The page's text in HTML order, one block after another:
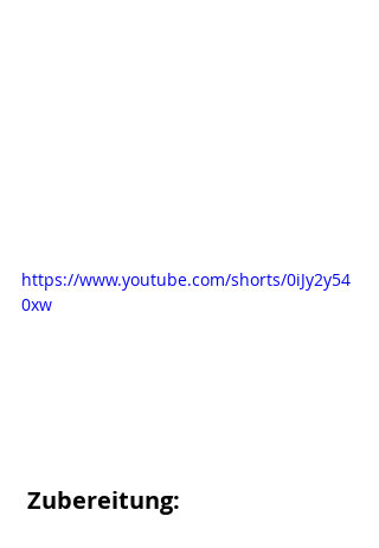
https://www.youtube.com/shorts/0iJy2y54
0xw
Zubereitung: